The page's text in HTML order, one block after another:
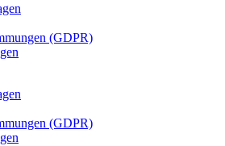
(GDPR)
(GDPR)